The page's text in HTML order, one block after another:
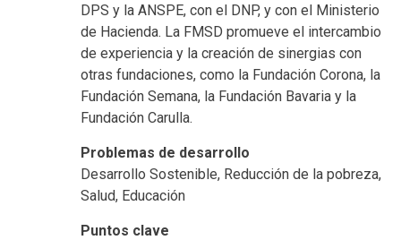
DPS y la ANSPE, con el DNP, y con el Ministerio
de Hacienda. La FMSD promueve el intercambio
de experiencia y la creación de sinergias con
otras fundaciones, como la Fundación Corona, la
Fundación Semana, la Fundación Bavaria y la
Fundación Carulla.
Problemas de desarrollo
Desarrollo Sostenible, Reducción de la pobreza,
Salud, Educación
Puntos clave